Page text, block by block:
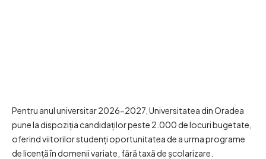
Pentru anul universitar 2026-2027, Universitatea din Oradea
pune la dispoziția candidaților peste 2.000 de locuri bugetate,
oferind viitorilor studenți oportunitatea de a urma programe
de licență în domenii variate, fără taxă de școlarizare.